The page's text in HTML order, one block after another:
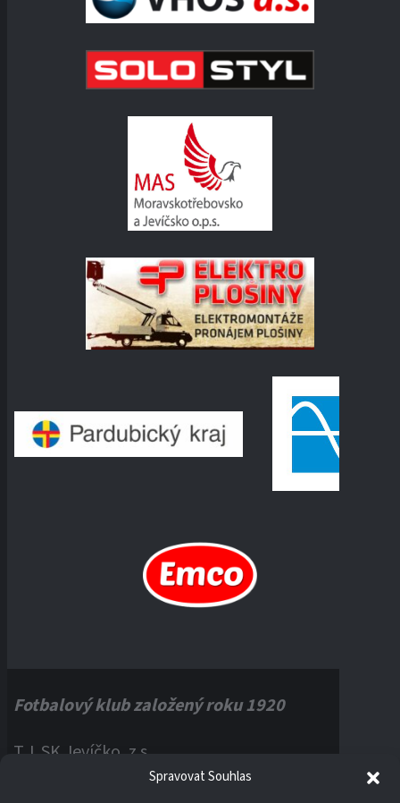
Spravovat Souhlas
Fotbalový klub založený roku 1920
T.J. SK Jevíčko, z.s.